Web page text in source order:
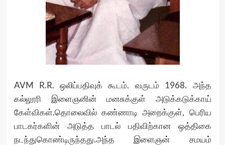
AVM R.R. ஒலிப்பதிவுக் கூடம். வருடம் 1968. அந்த
கல்லூரி இளைஞனின் மனசுக்குள் அடுக்கடுக்காய்
கேள்விகள்.தொலைவில் கண்ணாடி அறைக்குள், பெரிய
பாடகர்களின் அடுத்த பாடல் பதிவிற்கான ஒத்திகை
நடந்துகொண்டிருந்தது.அந்த இளைஞன் சமயம்